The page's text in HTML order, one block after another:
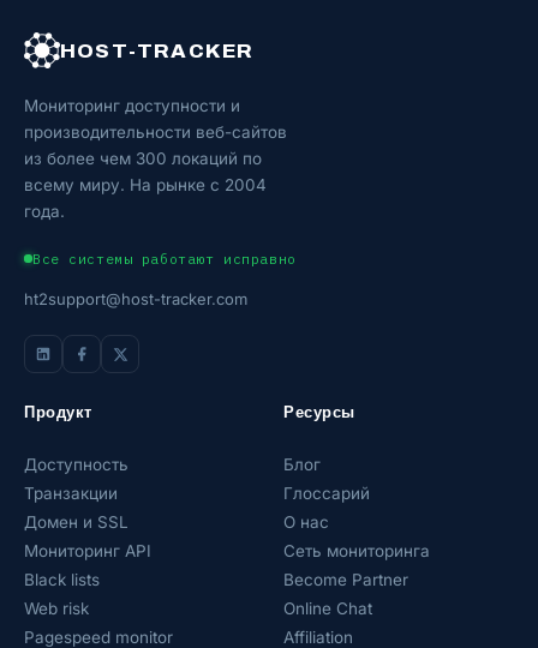
HOST-TRACKER
Мониторинг доступности и
производительности веб-сайтов
из более чем 300 локаций по
всему миру. На рынке с 2004
года.
Все системы работают исправно
ht2support@host-tracker.com
Продукт
Доступность
Транзакции
Домен и SSL
Мониторинг API
Black lists
Web risk
Pagespeed monitor
Ресурсы
Блог
Глоссарий
О нас
Сеть мониторинга
Become Partner
Online Chat
Affiliation